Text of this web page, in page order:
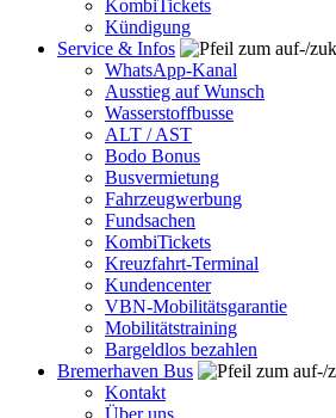
KombiTickets
Kündigung
Service & Infos
WhatsApp-Kanal
Ausstieg auf Wunsch
Wasserstoffbusse
ALT / AST
Bodo Bonus
Busvermietung
Fahrzeugwerbung
Fundsachen
KombiTickets
Kreuzfahrt-Terminal
Kundencenter
VBN-Mobilitätsgarantie
Mobilitätstraining
Bargeldlos bezahlen
Bremerhaven Bus
Kontakt